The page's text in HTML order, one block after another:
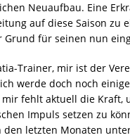
Neuaufbau. Eine
auf diese Saison zu
Grund für seinen nun
Trainer, mir ist der
werde doch noch
fehlt aktuell die Kraft,
Impuls setzen zu
letzten Monaten